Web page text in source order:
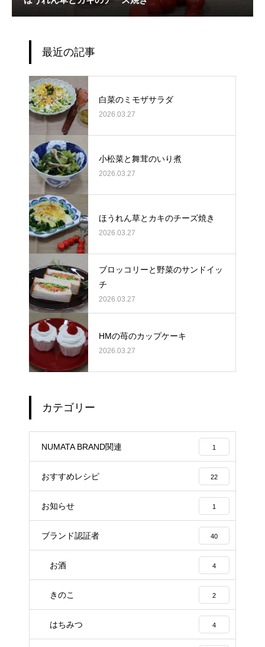
最近の記事
白菜のミモザサラダ
2026.03.27
小松菜と舞茸のいり煮
2026.03.27
ほうれん草とカキのチーズ焼き
2026.03.27
ブロッコリーと野菜のサンドイッ
チ
2026.03.27
HMの苺のカップケーキ
2026.03.27
カテゴリー
NUMATA BRAND関連 1
おすすめレシピ 22
お知らせ 1
ブランド認証者 40
お酒 4
きのこ 2
はちみつ 4